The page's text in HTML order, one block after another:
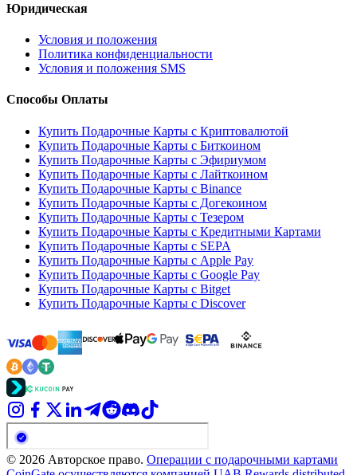
Юридическая
Условия и положения
Политика конфиденциальности
Условия и положения SMS
Способы Оплаты
Купить Подарочные Карты с Криптовалютой
Купить Подарочные Карты с Биткоином
Купить Подарочные Карты с Эфириумом
Купить Подарочные Карты с Лайткоином
Купить Подарочные Карты с Binance
Купить Подарочные Карты с Догекоином
Купить Подарочные Карты с Тезером
Купить Подарочные Карты с Кредитными Картами
Купить Подарочные Карты с SEPA
Купить Подарочные Карты с Apple Pay
Купить Подарочные Карты с Google Pay
Купить Подарочные Карты с Bitget
Купить Подарочные Карты с Discover
© 2026 Авторское право. Операции с подарочными картами